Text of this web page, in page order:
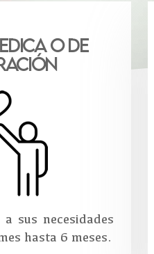
o de
sus necesidades
hasta 6 meses.